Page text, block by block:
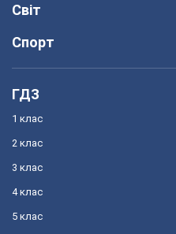
Світ
Спорт
ГДЗ
1 клас
2 клас
3 клас
4 клас
5 клас